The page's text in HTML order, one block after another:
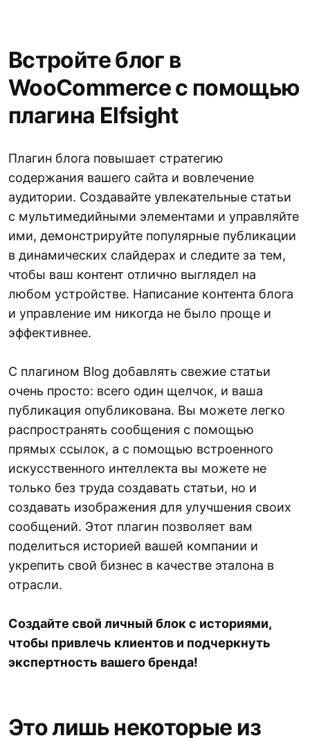
Встройте блог в
WooCommerce с помощью
плагина Elfsight
Плагин блога повышает стратегию
содержания вашего сайта и вовлечение
аудитории. Создавайте увлекательные статьи
с мультимедийными элементами и управляйте
ими, демонстрируйте популярные публикации
в динамических слайдерах и следите за тем,
чтобы ваш контент отлично выглядел на
любом устройстве. Написание контента блога
и управление им никогда не было проще и
эффективнее.
С плагином Blog добавлять свежие статьи
очень просто: всего один щелчок, и ваша
публикация опубликована. Вы можете легко
распространять сообщения с помощью
прямых ссылок, а с помощью встроенного
искусственного интеллекта вы можете не
только без труда создавать статьи, но и
создавать изображения для улучшения своих
сообщений. Этот плагин позволяет вам
поделиться историей вашей компании и
укрепить свой бизнес в качестве эталона в
отрасли.
Создайте свой личный блок с историями,
чтобы привлечь клиентов и подчеркнуть
экспертность вашего бренда!
Это лишь некоторые из